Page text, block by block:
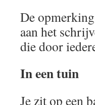
De
aan het
die door
In een tuin
Je zit op een